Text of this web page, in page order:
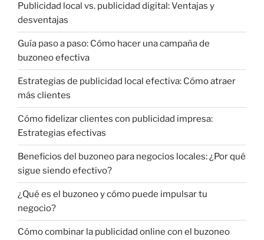
Publicidad local vs. publicidad digital: Ventajas y
desventajas
Guía paso a paso: Cómo hacer una campaña de
buzoneo efectiva
Estrategias de publicidad local efectiva: Cómo atraer
más clientes
Cómo fidelizar clientes con publicidad impresa:
Estrategias efectivas
Beneficios del buzoneo para negocios locales: ¿Por qué
sigue siendo efectivo?
¿Qué es el buzoneo y cómo puede impulsar tu
negocio?
Cómo combinar la publicidad online con el buzoneo